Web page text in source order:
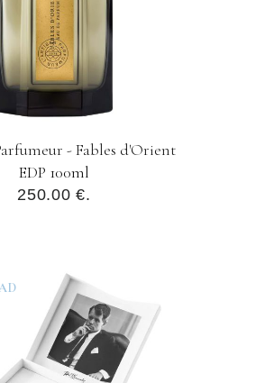
- Fables d'Orient
EDP 100ml
250.00 €.